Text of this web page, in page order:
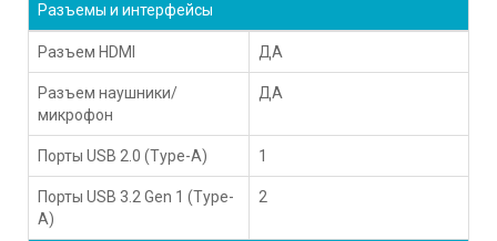
Разъемы и интерфейсы
Разъем HDMI ДА
Разъем наушники/
микрофон
ДА
Порты USB 2.0 (Type-A) 1
Порты USB 3.2 Gen 1 (Type-
A)
2